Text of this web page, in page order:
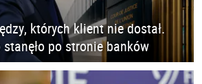
których klient nie dostał.
po stronie banków